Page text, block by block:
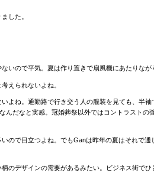
した。
いので平気。夏は作り置きで扇風機にあたりなが
えられないよね。
よね。通勤路で行き交う人の服装を見ても、半
だなと実感。冠婚葬祭以外ではコントラストの
ので目立つよね。でもGanは昨年の夏はそれで通
のデザインの需要があるみたい。ビジネス街で